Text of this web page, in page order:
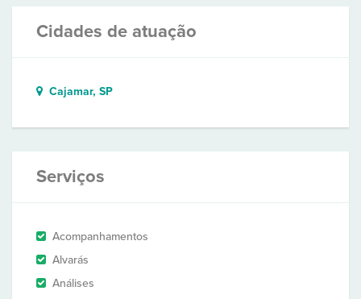
Cidades de atuação
Cajamar, SP
Serviços
Acompanhamentos
Alvarás
Análises